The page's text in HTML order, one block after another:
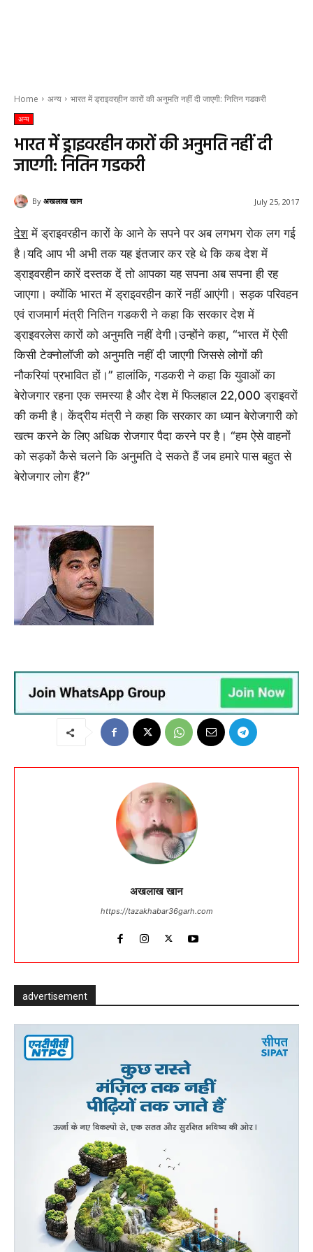
Home अन्य भारत में ड्राइवरहीन कारों की अनुमति नहीं दी जाएगी: नितिन गडकरी
अन्य
भारत में ड्राइवरहीन कारों की अनुमति नहीं दी
जाएगी: नितिन गडकरी
By अखलाख खान July 25, 2017
देशमें ड्राइवरहीन कारों के आने के सपने पर अब लगभग रोक लग गई
है।यदि आप भी अभी तक यह इंतजार कर रहे थे कि कब देश में
ड्राइवरहीन कारें दस्तक दें तो आपका यह सपना अब सपना ही रह
जाएगा। क्योंकि भारत में ड्राइवरहीन कारें नहीं आएंगी। सड़क परिवहन
एवं राजमार्ग मंत्री नितिन गडकरी ने कहा कि सरकार देश में
ड्राइवरलेस कारों को अनुमति नहीं देगी।उन्होंने कहा, “भारत में ऐसी
किसी टेक्नोलॉजी को अनुमति नहीं दी जाएगी जिससे लोगों की
नौकरियां प्रभावित हों।” हालांकि, गडकरी ने कहा कि युवाओं का
बेरोजगार रहना एक समस्या है और देश में फिलहाल 22,000 ड्राइवरों
की कमी है। केंद्रीय मंत्री ने कहा कि सरकार का ध्यान बेरोजगारी को
खत्म करने के लिए अधिक रोजगार पैदा करने पर है। “हम ऐसे वाहनों
को सड़कों कैसे चलने कि अनुमति दे सकते हैं जब हमारे पास बहुत से
बेरोजगार लोग हैं?”
अखलाख खान
https://tazakhabar36garh.com
advertisement